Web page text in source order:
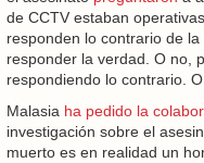
de CCTV estaban
responden lo contrario de
responder la verdad. O no,
respondiendo lo contrario. O
Malasia ha pedido la
investigación sobre el
muerto es en realidad un